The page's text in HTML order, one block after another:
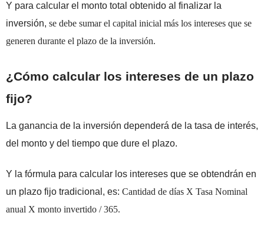
Y para calcular el monto total obtenido al finalizar la
inversión, se debe sumar el capital inicial más los intereses que se
generen durante el plazo de la inversión.
¿Cómo calcular los intereses de un plazo
fijo?
La ganancia de la inversión dependerá de la tasa de interés,
del monto y del tiempo que dure el plazo.
Y la fórmula para calcular los intereses que se obtendrán en
un plazo fijo tradicional, es: Cantidad de días X Tasa Nominal
anual X monto invertido / 365.